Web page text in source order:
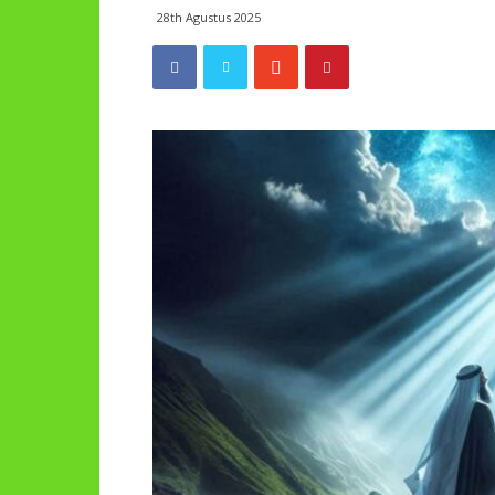
28th Agustus 2025